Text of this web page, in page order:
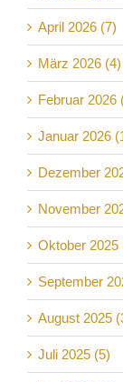
April 2026 (7)
März 2026 (4)
Februar 2026
Januar 2026
Dezember
November
Oktober 2025
September
August 2025
Juli 2025 (5)